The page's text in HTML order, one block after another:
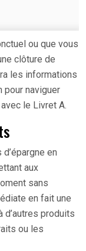
ou que vous
clôture de
les informations
naviguer
le Livret A.
en
aux
sans
en fait une
d’autres produits
ou les